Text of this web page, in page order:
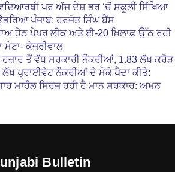
ਪਰ ਅੱਜ ਦੇਸ਼ ਭਰ ‘ਚੋਂ ਸਕੂਲੀ ਸਿੱਖਿਆ
ਪੰਜਾਬ: ਹਰਜੋਤ ਸਿੰਘ ਬੈਂਸ
ਹੇਠ ਪੇਪਰ ਲੀਕ ਅਤੇ ਈ-20 ਖ਼ਿਲਾਫ਼ ਉੱਠ ਰਹੀ
ਮੇਟਾ- ਕੇਜਰੀਵਾਲ
ਹਜ਼ਾਰ ਤੋਂ ਵੱਧ ਸਰਕਾਰੀ ਨੌਕਰੀਆਂ, 1.83 ਲੱਖ ਕਰੋੜ
ਲੱਖ ਪ੍ਰਾਈਵੇਟ ਨੌਕਰੀਆਂ ਦੇ ਮੌਕੇ ਪੈਦਾ ਕੀਤੇ:
ਮਾਹੌਲ ਸਿਰਜ ਰਹੀ ਹੈ ਮਾਨ ਸਰਕਾਰ: ਅਮਨ
Bulletin